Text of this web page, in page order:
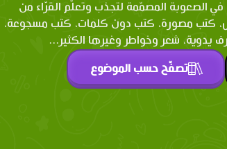
في الصعوبة المصمّمة لتجذب وتعلّم القرّاء من
كتب مصورة، كتب دون كلمات، كتب مسجوعة،
يدوية، شعر وخواطر وغيرها الكثير...
تصفّح حسب الموضوع